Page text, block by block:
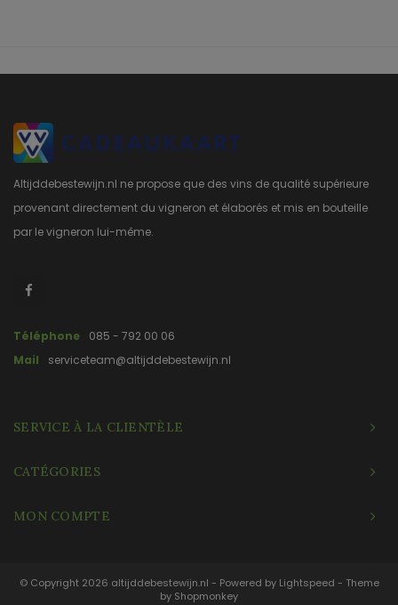
Altijddebestewijn.nl ne propose que des vins de qualité supérieure
provenant directement du vigneron et élaborés et mis en bouteille
par le vigneron lui-même.
Téléphone
085 - 792 00 06
Mail
serviceteam@altijddebestewijn.nl
SERVICE À LA CLIENTÈLE
CATÉGORIES
MON COMPTE
© Copyright 2026 altijddebestewijn.nl - Powered by Lightspeed - Theme
by Shopmonkey